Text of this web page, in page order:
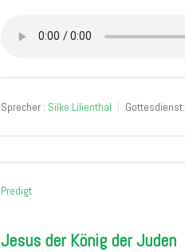
Sprecher : Silke Lilienthal Gottesdienst:
Predigt
Jesus der König der Juden